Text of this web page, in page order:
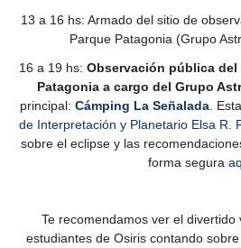
13 a 16 hs: Armado del sitio de
Parque Patagonia (Grupo
16 a 19 hs: Observación pública
Patagonia a cargo del Grupo
principal: Cámping La Señalada.
de Interpretación y Planetario Elsa R.
sobre el eclipse y las
forma segura
Te recomendamos ver el divertido
estudiantes de Osiris contando